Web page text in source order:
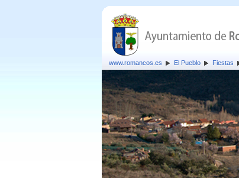
www.romancos.es El Pueblo Fiestas